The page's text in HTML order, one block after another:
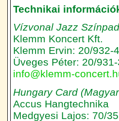
Technikai
Vízvonal Jazz
Klemm Koncert Kft.
Klemm Ervin: 20/932-
Üveges Péter: 20/
info@klemm-
Hungary Card
Accus Hangtechnika
Medgyesi Lajos: 70/